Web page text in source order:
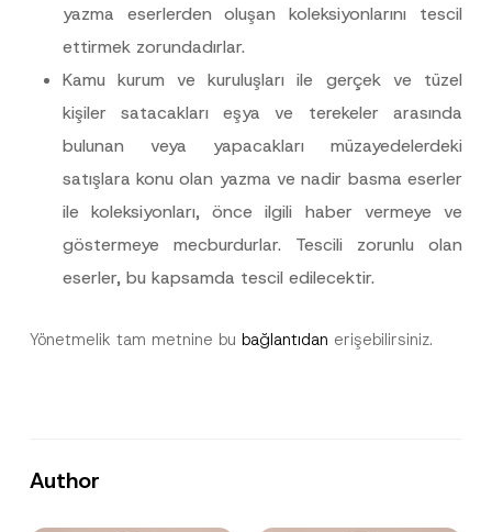
yazma eserlerden oluşan koleksiyonlarını tescil
ettirmek zorundadırlar.
Kamu kurum ve kuruluşları ile gerçek ve tüzel
kişiler satacakları eşya ve terekeler arasında
bulunan veya yapacakları müzayedelerdeki
satışlara konu olan yazma ve nadir basma eserler
ile koleksiyonları, önce ilgili haber vermeye ve
göstermeye mecburdurlar. Tescili zorunlu olan
eserler, bu kapsamda tescil edilecektir.
Yönetmelik tam metnine bu bağlantıdan erişebilirsiniz.
Author
r
v
c
N
o
t
c
Bu iletişim formu aracılığıyla sağlanan kişisel
verilerle ilgiliaydınlatma metni ni okudum ve
p
r
v
*
metninde açıklanan şekilde kişisel verilerimin
GÖNDER